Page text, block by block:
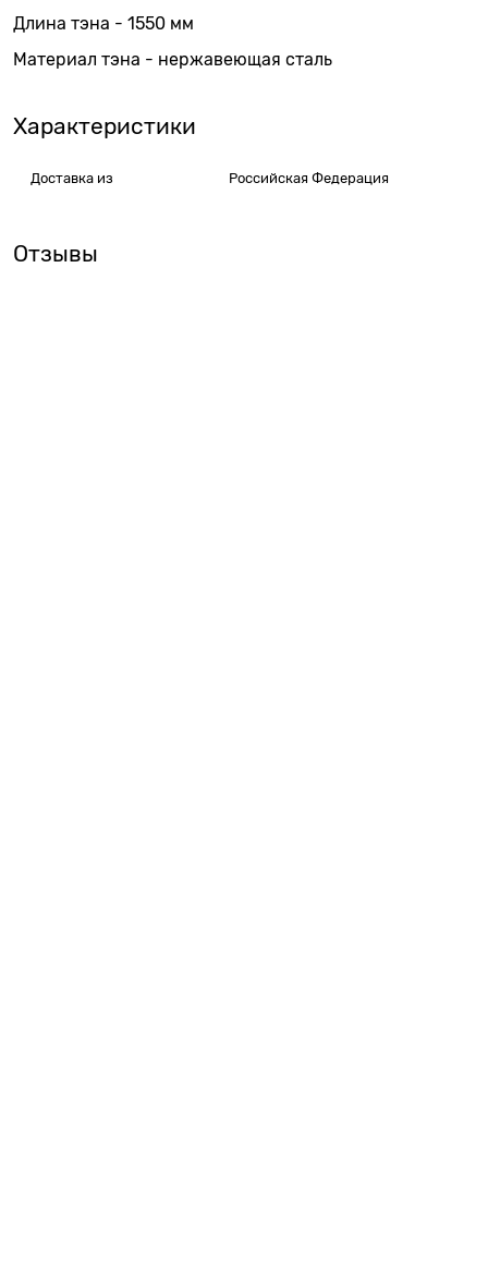
Длина тэна - 1550 мм
Материал тэна - нержавеющая сталь
Характеристики
Доставка из Российская Федерация
Отзывы